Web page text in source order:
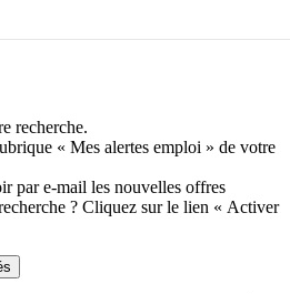
recherche.
« Mes alertes emploi » de votre
par e-mail les nouvelles offres
? Cliquez sur le lien « Activer